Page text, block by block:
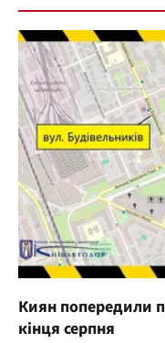
Киян попередили
кінця серпня